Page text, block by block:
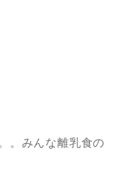
。みんな離乳食の